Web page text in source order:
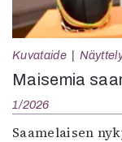
Kuvataide
Maisemia
1/2026
Saamelaisen